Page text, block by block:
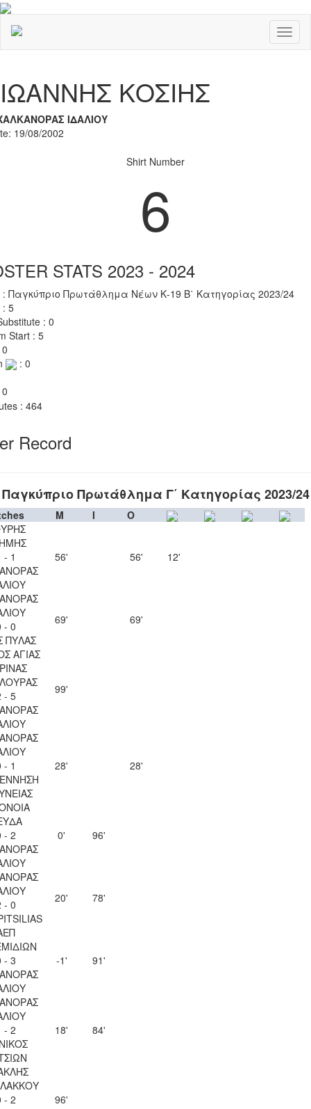
ΙΩΑΝΝΗΣ ΚΟΣΙΗΣ
ΙΔΑΛΙΟΥ
19/08/2002
Shirt Number
6
STATS 2023 - 2024
: Παγκύπριο Πρωτάθλημα Νέων Κ-19 Β΄ Κατηγορίας 2023/24
: 5
: 0
Start : 5
: 0
: 464
Record
Παγκύπριο Πρωτάθλημα Γ΄ Κατηγορίας 2023/24
M I
O
- 1
56' 56' 12'
- 0
ΠΥΛΑΣ
69' 69'
ΑΓΙΑΣ
- 5
99'
- 1
28' 28'
- 2
0' 96'
- 0
20' 78'
- 3
-1' 91'
- 2
18' 84'
- 2
96'